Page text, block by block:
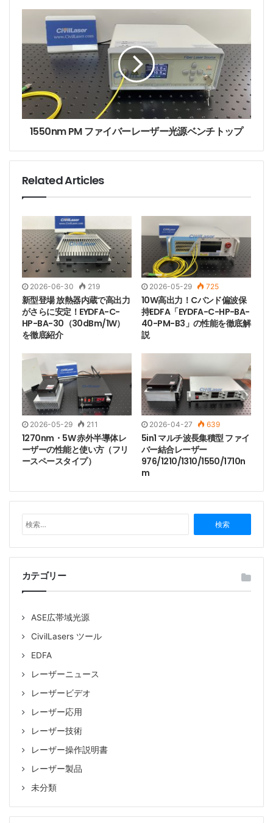
532nmシングルモードファイバーレーザーのテストデ
ータレポート。
レーザースペクトルグラフと出力安定性テストレポー
ト。
Tags
シングルモードファイバー ファイバーレーザー
実験用レーザー
1550nm PM ファイバーレーザー光源ベンチトップ
Related Articles
2026-06-30 219
新型登場 放熱器内蔵で高出力
がさらに安定！EYDFA-C-
HP-BA-30（30dBm/1W）
を徹底紹介
2026-05-29 725
10W高出力！Cバンド偏波保
持EDFA「EYDFA-C-HP-BA-
40-PM-B3」の性能を徹底解
説
2026-05-29 211
1270nm・5W 赤外半導体レ
ーザーの性能と使い方（フリ
ースペースタイプ）
2026-04-27 639
5in1 マルチ波長集積型 ファイ
バー結合レーザー
976/1210/1310/1550/1710n
m
索
:
カテゴリー
ASE広帯域光源
CivilLasers ツール
EDFA
レーザーニュース
レーザービデオ
レーザー応用
レーザー技術
レーザー操作説明書
レーザー製品
未分類